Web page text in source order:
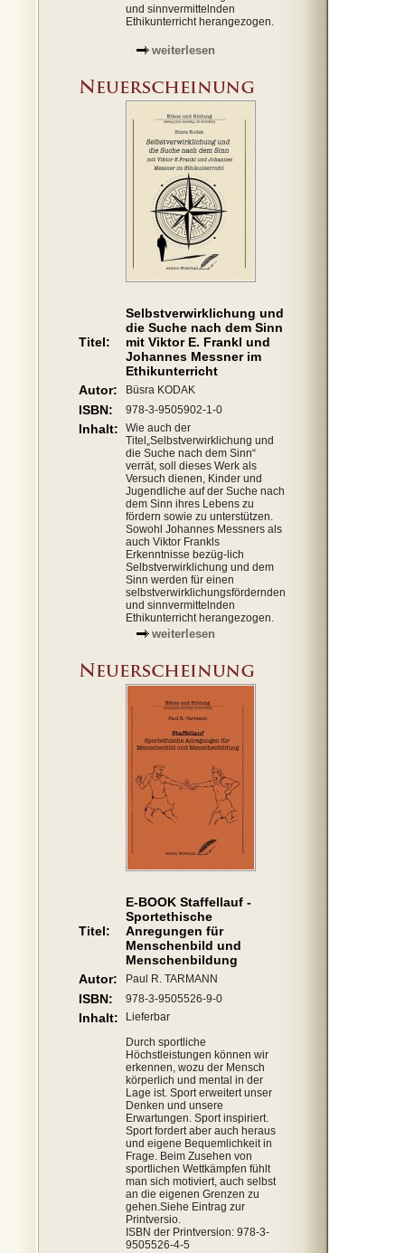
und sinnvermittelnden
Ethikunterricht herangezogen.
weiterlesen
Titel:
Selbstverwirklichung und
die Suche nach dem Sinn
mit Viktor E. Frankl und
Johannes Messner im
Ethikunterricht
Autor:
Büsra KODAK
ISBN: 978-3-9505902-1-0
Inhalt:
Wie auch der
Titel„Selbstverwirklichung und
die Suche nach dem Sinn“
verrät, soll dieses Werk als
Versuch dienen, Kinder und
Jugendliche auf der Suche nach
dem Sinn ihres Lebens zu
fördern sowie zu unterstützen.
Sowohl Johannes Messners als
auch Viktor Frankls
Erkenntnisse bezüg-lich
Selbstverwirklichung und dem
Sinn werden für einen
selbstverwirklichungsfördernden
und sinnvermittelnden
Ethikunterricht herangezogen.
weiterlesen
Titel:
E-BOOK Staffellauf -
Sportethische
Anregungen für
Menschenbild und
Menschenbildung
Autor:
Paul R. TARMANN
ISBN: 978-3-9505526-9-0
Inhalt:
Lieferbar
Durch sportliche
Höchstleistungen können wir
erkennen, wozu der Mensch
körperlich und mental in der
Lage ist. Sport erweitert unser
Denken und unsere
Erwartungen. Sport inspiriert.
Sport fordert aber auch heraus
und eigene Bequemlichkeit in
Frage. Beim Zusehen von
sportlichen Wettkämpfen fühlt
man sich motiviert, auch selbst
an die eigenen Grenzen zu
gehen.Siehe Eintrag zur
Printversio.
ISBN der Printversion: 978-3-
9505526-4-5